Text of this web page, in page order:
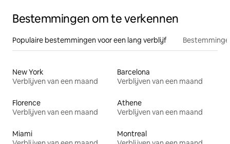
Bestemmingen om te verkennen
Populaire bestemmingen voor een lang verblijf
New York
Verblijven van een maand
Barcelona
Verblijven van een maand
Florence
Verblijven van een maand
Athene
Verblijven van een maand
Miami
Montreal